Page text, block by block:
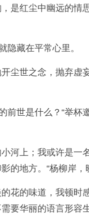
是红尘中幽远的情
隐藏在平常心里。
尘世之念，抛弃虚
世是什么？“举杯
河上；我或许是一
地方。“杨柳岸，
花的味道，我顿时
要华丽的语言形容